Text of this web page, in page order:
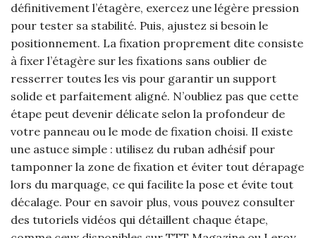
définitivement l’étagère, exercez une légère pression
pour tester sa stabilité. Puis, ajustez si besoin le
positionnement. La fixation proprement dite consiste
à fixer l’étagère sur les fixations sans oublier de
resserrer toutes les vis pour garantir un support
solide et parfaitement aligné. N’oubliez pas que cette
étape peut devenir délicate selon la profondeur de
votre panneau ou le mode de fixation choisi. Il existe
une astuce simple : utilisez du ruban adhésif pour
tamponner la zone de fixation et éviter tout dérapage
lors du marquage, ce qui facilite la pose et évite tout
décalage. Pour en savoir plus, vous pouvez consulter
des tutoriels vidéos qui détaillent chaque étape,